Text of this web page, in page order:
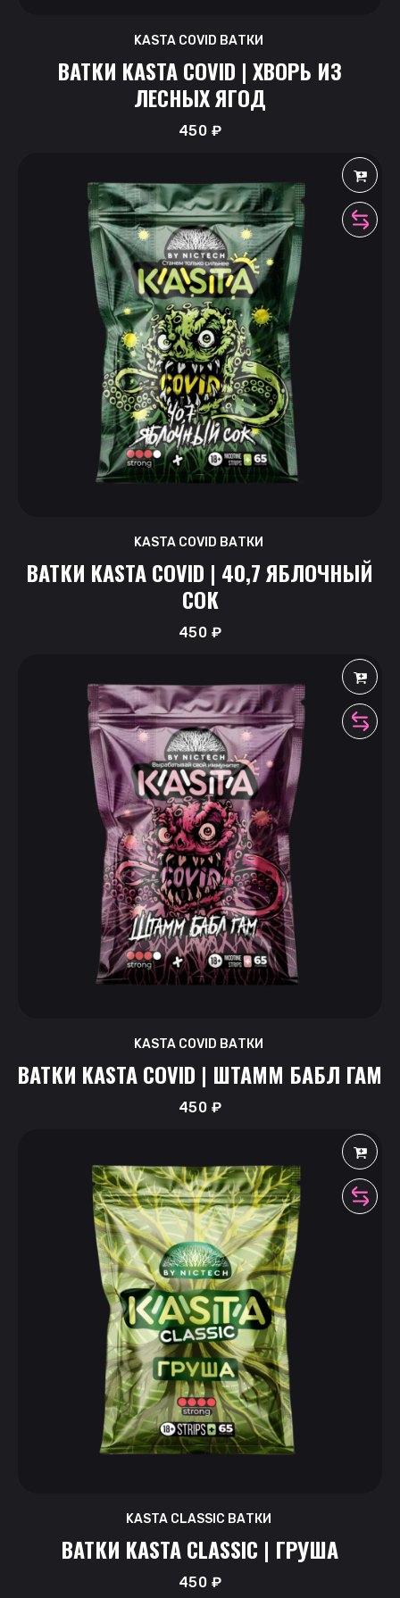
KASTA COVID ВАТКИ
ВАТКИ KASTA COVID | ХВОРЬ ИЗ
ЛЕСНЫХ ЯГОД
450 ₽
KASTA COVID ВАТКИ
ВАТКИ KASTA COVID | 40,7 ЯБЛОЧНЫЙ
СОК
450 ₽
KASTA COVID ВАТКИ
ВАТКИ KASTA COVID | ШТАММ БАБЛ ГАМ
450 ₽
KASTA CLASSIC ВАТКИ
ВАТКИ KASTA CLASSIC | ГРУША
450 ₽